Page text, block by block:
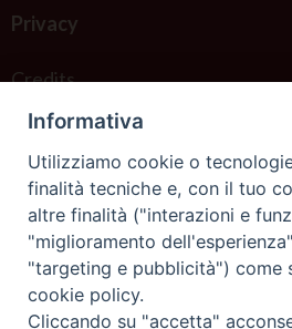
Privacy
Credits
Informativa
Utilizziamo cookie o
finalità tecniche e, con il tuo
altre finalità ("interazioni e
"miglioramento
"targeting e pubblicità") come
cookie policy.
Cliccando su "accetta"